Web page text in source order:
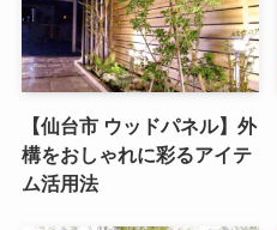
【仙台市 ウッドパネル】外
構をおしゃれに彩るアイテ
ム活用法